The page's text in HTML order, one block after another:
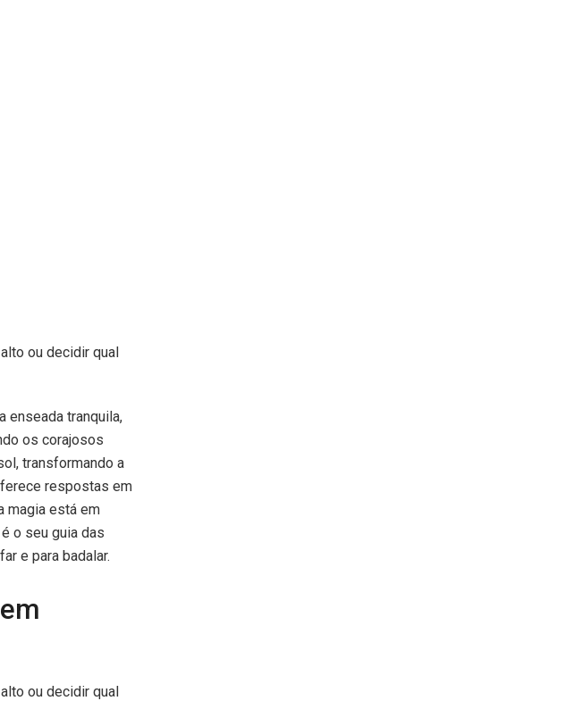
ou decidir qual
enseada tranquila,
os corajosos
transformando a
respostas em
magia está em
o seu guia das
e para badalar.
ou decidir qual